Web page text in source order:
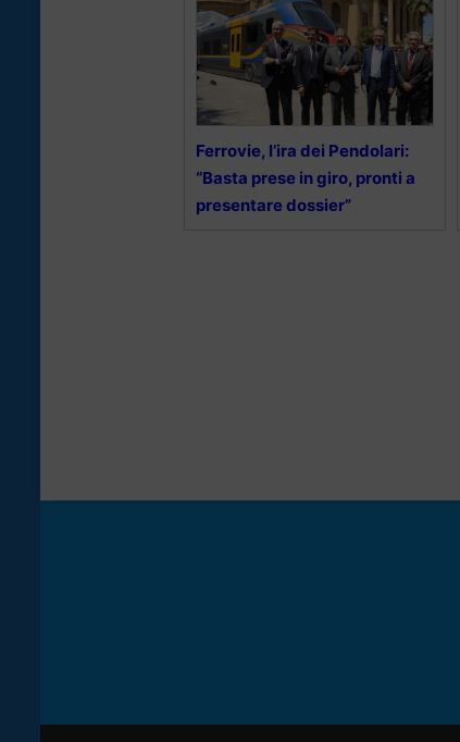
Ferrovie, l’ira dei Pendolari:
“Basta prese in giro, pronti a
presentare dossier”